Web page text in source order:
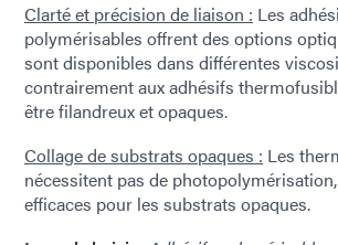
Clarté et précision de liaison : Les
polymérisables offrent des options
sont disponibles dans différentes
contrairement aux adhésifs
être filandreux et opaques.
Collage de substrats opaques : Les
nécessitent pas de
efficaces pour les substrats opaques.